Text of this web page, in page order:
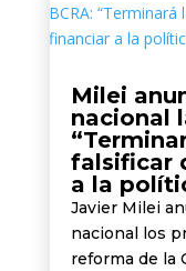
Milei
nacional
falsificar
a la
Javier Milei
nacional los
reforma de la